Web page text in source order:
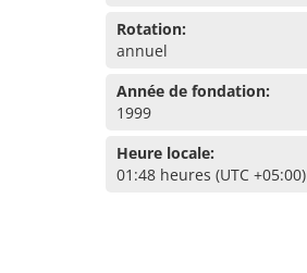
Rotation:
annuel
Année de fondation:
1999
Heure locale:
01:48 heures (UTC +05:00)